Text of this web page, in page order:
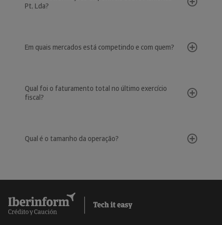
Pt, Lda?
Em quais mercados está competindo e com quem?
Qual foi o faturamento total no último exercício
fiscal?
Qual é o tamanho da operação?